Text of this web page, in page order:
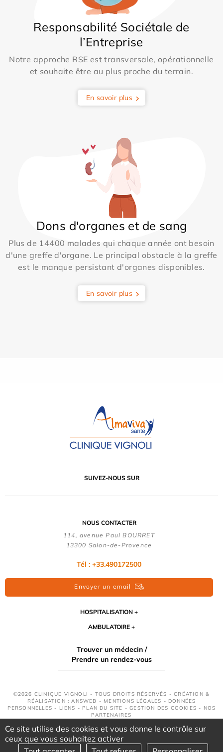
Responsabilité Sociétale de
l’Entreprise
Notre approche RSE est transversale, opérationnelle
et souhaite être au plus proche du terrain.
En savoir plus
Dons d'organes et de sang
Plus de 14400 malades qui chaque année ont besoin
d'une greffe d'organe. Le principal obstacle à la greffe
est le manque persistant d'organes disponibles.
En savoir plus
SUIVEZ-NOUS SUR
NOUS CONTACTER
114, avenue Paul BOURRET
13300 Salon-de-Provence
Tél : +33.490172500
Envoyer un email
HOSPITALISATION
AMBULATOIRE
Trouver un médecin /
Prendre un rendez-vous
©2026 CLINIQUE VIGNOLI - TOUS DROITS RÉSERVÉS - CRÉATION &
RÉALISATION : ANSWEB - MENTIONS LÉGALES - DONNÉES
PERSONNELLES - LIENS - PLAN DU SITE -GESTION DES COOKIES - NOS
PARTENAIRES
Ce site utilise des cookies et vous donne le contrôle sur
ceux que vous souhaitez activer